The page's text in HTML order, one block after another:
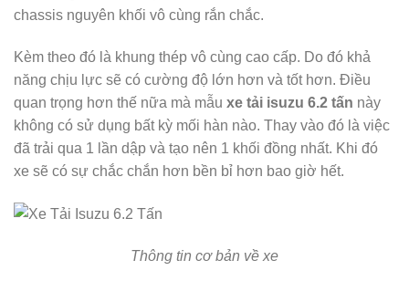
chassis nguyên khối vô cùng rắn chắc.
Kèm theo đó là khung thép vô cùng cao cấp. Do đó khả
năng chịu lực sẽ có cường độ lớn hơn và tốt hơn. Điều
quan trọng hơn thế nữa mà mẫu xe tải isuzu 6.2 tấn này
không có sử dụng bất kỳ mối hàn nào. Thay vào đó là việc
đã trải qua 1 lần dập và tạo nên 1 khối đồng nhất. Khi đó
xe sẽ có sự chắc chắn hơn bền bỉ hơn bao giờ hết.
Thông tin cơ bản về xe